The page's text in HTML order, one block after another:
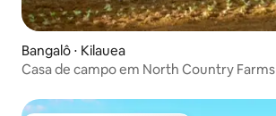
Bangalô ⋅ Kilauea
Casa de campo em North Country Farms